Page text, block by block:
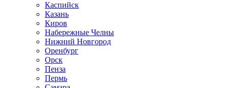
Каспийск
Казань
Киров
Набережные Челны
Нижний Новгород
Оренбург
Орск
Пенза
Пермь